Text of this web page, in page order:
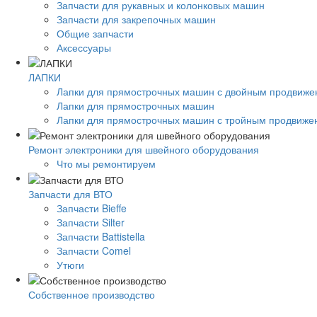
Запчасти для рукавных и колонковых машин
Запчасти для закрепочных машин
Общие запчасти
Аксессуары
ЛАПКИ
Лапки для прямострочных машин с двойным
Лапки для прямострочных машин
Лапки для прямострочных машин с тройным
Ремонт электроники для швейного оборудования
Что мы ремонтируем
Запчасти для ВТО
Запчасти Bieffe
Запчасти Silter
Запчасти Battistella
Запчасти Comel
Утюги
Собственное производство